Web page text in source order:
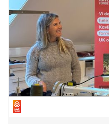
er blant spillerne.